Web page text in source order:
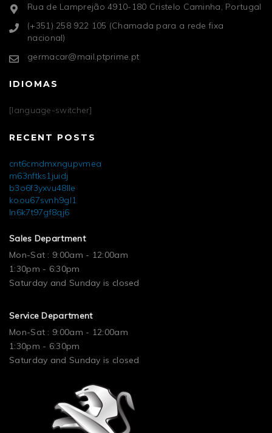
Rua de Lamprejão 4910-180 Cristelo Caminha, Portugal
(+351) 258 922 105 (Chamada para a rede fixa
nacional)
germacar@mail.ptprime.pt
IDIOMAS
[language-switcher]
RECENT POSTS
cnt6cmdmxngupvmea
m63nftks1juidj
b3o6f3yxvu48lle
koou67svnh9gl1
ln6k7t97gf8qj6
Sales Department
Mon-Sat : 9:00am - 12:00am
1:30pm - 6:30pm
Saturday and Sunday is closed
Service Department
Mon-Sat : 9:00am - 12:00am
1:30pm - 6:30pm
Saturday and Sunday is closed